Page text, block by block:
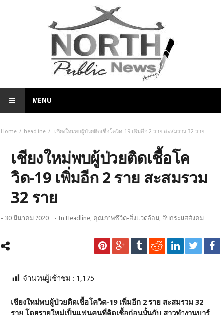
MENU
Home headline เชียงใหม่พบผู้ป่วยติดเชื้อโควิด-19 เพิ่มอีก 2 ราย สะสมรวม 32 ราย
เชียงใหม่พบผู้ป่วยติดเชื้อโค
วิด-19 เพิ่มอีก 2 ราย สะสมรวม
32 ราย
- 30 มีนาคม 2020 - InHeadline, คุณภาพชีวิต-สิ่งแวดล้อม, จับกระแสสังคม
จำนวนผู้เช้าชม : 1,175
เชียงใหม่พบผู้ป่วยติดเชื้อโควิด-19 เพิ่มอีก 2 ราย สะสมรวม 32
ราย โดยรายใหม่เป็นแฟนคนที่ติดเชื้อก่อนนั้นกับ สาวทำงานบาร์